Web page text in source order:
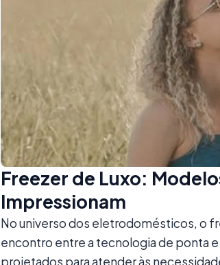
Freezer de Luxo:
Impressionam
No universo dos eletrodomésticos, o
encontro entre a tecnologia de ponta
projetados para atender às